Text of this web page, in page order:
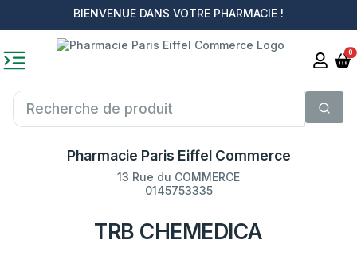
BIENVENUE DANS VOTRE PHARMACIE !
0
Pharmacie Paris Eiffel Commerce
13 Rue du COMMERCE
0145753335
TRB CHEMEDICA